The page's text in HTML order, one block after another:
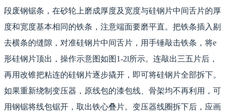
段废钢锯条，在砂轮上磨成厚度及宽度与硅钢片中间舌片的厚
度和宽度基本相同的铁条，注意端面要磨平直。把铁条插入剔
去横条的缝隙，对准硅钢片中间舌片，用手锤敲击铁条，将e
形硅钢片顶出，操作示意图如图1-2l所示。连敲出三五片后，
再用改锥把粘连的硅钢片逐步撬开，即可将硅钢片全部拆下。
如果重新绕制变压器，原线包的漆包线、骨架均不再利用，可
用钢锯将线包锯开，取出铁心叠片。变压器线圈拆下后，应画